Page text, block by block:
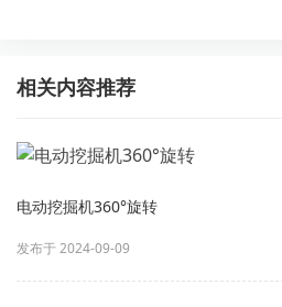
相关内容推荐
电动挖掘机360°旋转
发布于 2024-09-09